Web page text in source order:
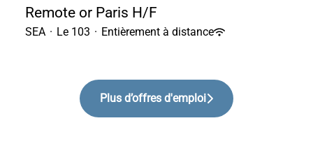
Remote or Paris H/F
SEA · Le 103 · Entièrement à distance
Plus d’offres d'emploi